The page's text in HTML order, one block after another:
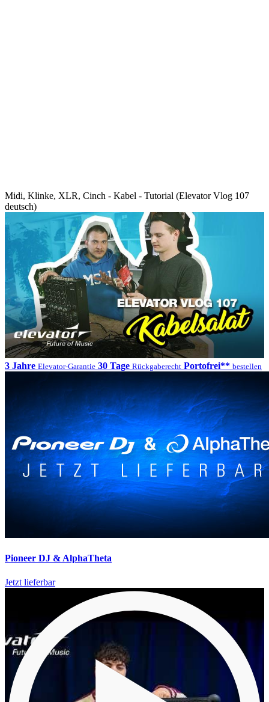
Midi, Klinke, XLR, Cinch - Kabel - Tutorial (Elevator Vlog 107
deutsch)
3 Jahre Elevator-Garantie 30 Tage Rückgaberecht Portofrei** bestellen
Pioneer DJ & AlphaTheta
Jetzt lieferbar